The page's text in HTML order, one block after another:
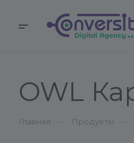
OWL
Главная Продукты